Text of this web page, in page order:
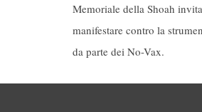
Memoriale della Shoah
manifestare contro la
da parte dei No-Vax.